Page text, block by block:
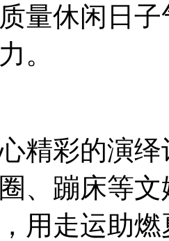
量休闲日
。
彩的演绎
、蹦床等
用走运助